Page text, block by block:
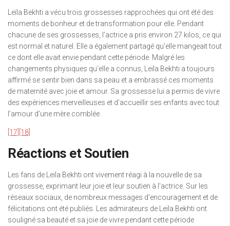
Leïla Bekhti a vécu trois grossesses rapprochées qui ont été des
moments de bonheur et de transformation pour elle. Pendant
chacune de ses grossesses, l’actrice a pris environ 27 kilos, ce qui
est normal et naturel. Elle a également partagé qu’elle mangeait tout
ce dont elle avait envie pendant cette période. Malgré les
changements physiques qu’elle a connus, Leïla Bekhti a toujours
affirmé se sentir bien dans sa peau et a embrassé ces moments
de maternité avec joie et amour. Sa grossesse lui a permis de vivre
des expériences merveilleuses et d’accueillir ses enfants avec tout
l’amour d’une mère comblée.
[17] [18]
Réactions et Soutien
Les fans de Leïla Bekhti ont vivement réagi à la nouvelle de sa
grossesse, exprimant leur joie et leur soutien à l’actrice. Sur les
réseaux sociaux, de nombreux messages d’encouragement et de
félicitations ont été publiés. Les admirateurs de Leïla Bekhti ont
souligné sa beauté et sa joie de vivre pendant cette période